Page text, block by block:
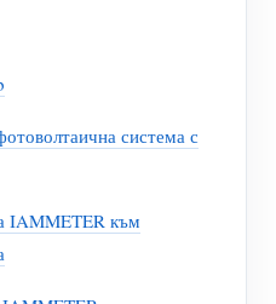
система с
IAMMETER към